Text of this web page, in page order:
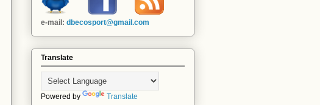
e-mail: dbecosport@gmail.com
Translate
Powered by Translate